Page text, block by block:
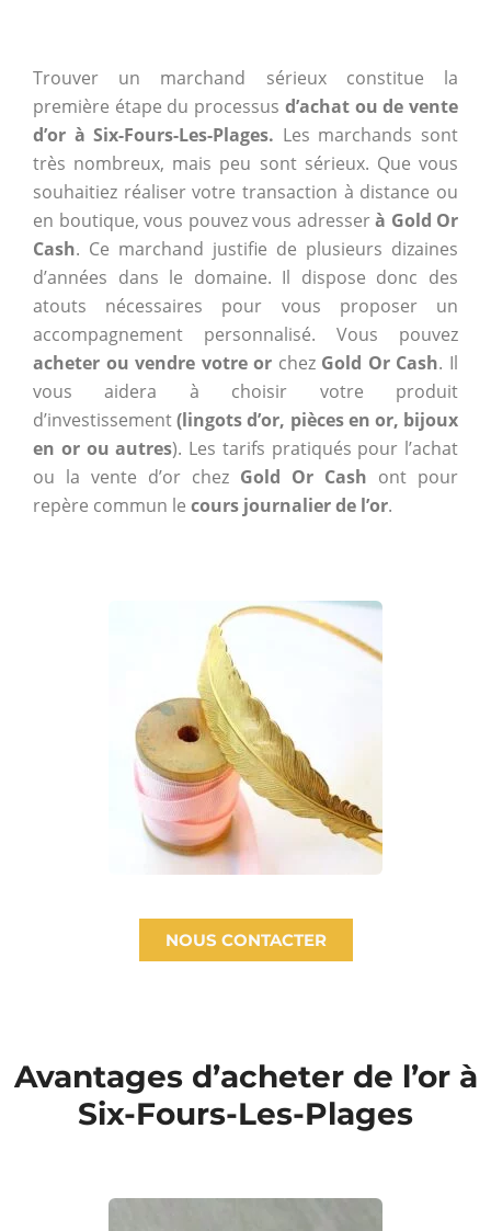
Trouver un marchand sérieux constitue la
première étape du processus d’achat ou de vente
d’or à Six-Fours-Les-Plages. Les marchands sont
très nombreux, mais peu sont sérieux. Que vous
souhaitiez réaliser votre transaction à distance ou
en boutique, vous pouvez vous adresserà Gold Or
Cash. Ce marchand justifie de plusieurs dizaines
d’années dans le domaine. Il dispose donc des
atouts nécessaires pour vous proposer un
accompagnement personnalisé. Vous pouvez
acheter ou vendre votre or chez Gold Or Cash. Il
vous aidera à choisir votre produit
d’investissement(lingots d’or, pièces en or, bijoux
en or ou autres). Les tarifs pratiqués pour l’achat
ou la vente d’or chez Gold Or Cash ont pour
repère commun le cours journalier de l’or.
NOUS CONTACTER
Avantages d’acheter de l’or à
Six-Fours-Les-Plages